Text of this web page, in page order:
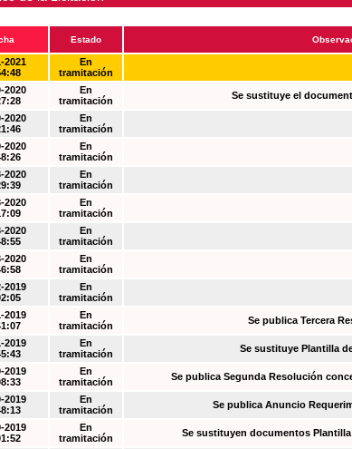
Estado
2021
En
tramitación
2020
En
tramitación
Se sustituye el
2020
En
tramitación
2020
En
tramitación
2020
En
tramitación
2020
En
tramitación
2020
En
tramitación
2020
En
tramitación
2019
En
tramitación
2019
En
tramitación
Se publica Tercera
2019
En
tramitación
Se sustituye Plantilla
2019
En
tramitación
Se publica Segunda Resolución
2019
En
tramitación
Se publica Anuncio
2019
En
tramitación
Se sustituyen documentos